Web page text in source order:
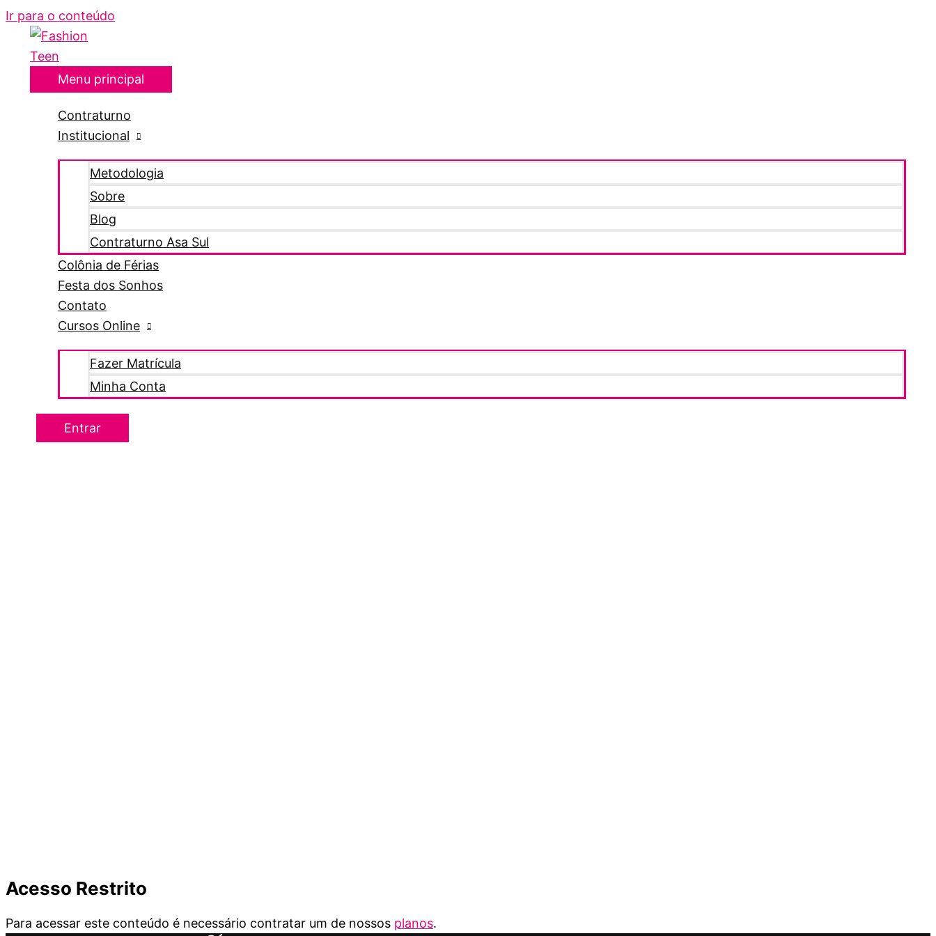
Ir para o conteúdo
Menu principal
Contraturno
Institucional
Metodologia
Sobre
Blog
Contraturno Asa Sul
Colônia de Férias
Festa dos Sonhos
Contato
Cursos Online
Fazer Matrícula
Minha Conta
Entrar
Acesso Restrito
Para acessar este conteúdo é necessário contratar um de nossos planos.